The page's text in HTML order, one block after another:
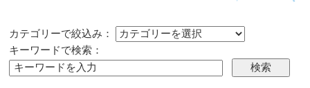
カテゴリーで絞込み：
キーワードで検索：